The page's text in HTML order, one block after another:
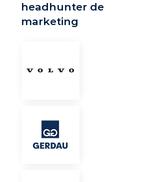
headhunter de
marketing